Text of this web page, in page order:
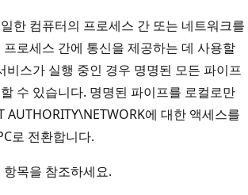
한 컴퓨터의 프로세스 간 또는 네트워크를
로세스 간에 통신을 제공하는 데 사용할
비스가 실행 중인 경우 명명된 모든 파이프
수 있습니다. 명명된 파이프를 로컬로만
AUTHORITY\NETWORK에 대한 액세스를
로 전환합니다.
목을 참조하세요.